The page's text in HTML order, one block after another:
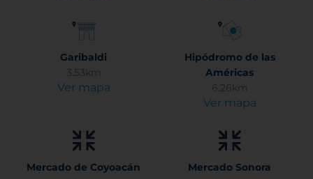
Garibaldi
3.53km
Ver mapa
Hipódromo de las
Américas
6.26km
Ver mapa
Mercado de Coyoacán
Mercado Sonora